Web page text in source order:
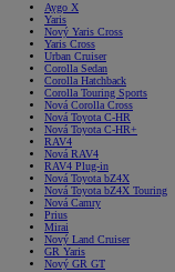
Aygo X
Yaris
Nový Yaris Cross
Yaris Cross
Urban Cruiser
Corolla Sedan
Corolla Hatchback
Corolla Touring Sports
Nová Corolla Cross
Nová Toyota C-HR
Nová Toyota C-HR+
RAV4
Nová RAV4
RAV4 Plug-in
Nová Toyota bZ4X
Nová Toyota bZ4X Touring
Nová Camry
Prius
Mirai
Nový Land Cruiser
GR Yaris
Nový GR GT